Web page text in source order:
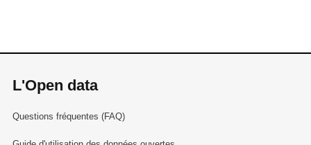
L'Open data
Questions fréquentes (FAQ)